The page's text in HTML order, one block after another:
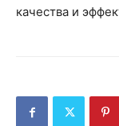
качества и